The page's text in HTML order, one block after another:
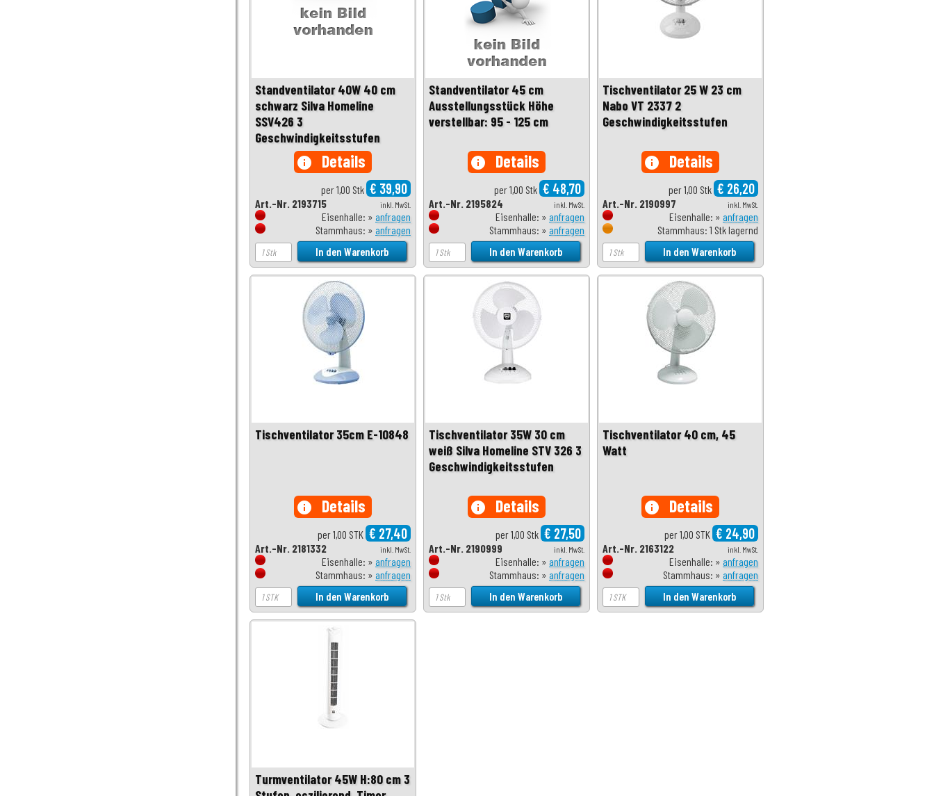
Standventilator 40W 40 cm
schwarz Silva Homeline
SSV426 3
Geschwindigkeitsstufen
info Details
per 1,00 Stk € 39,90
inkl. MwSt.
Art.-Nr. 2193715
Eisenhalle: » anfragen
Stammhaus: » anfragen
Standventilator 45 cm
Ausstellungsstück Höhe
verstellbar: 95 - 125 cm
info Details
per 1,00 Stk € 48,70
inkl. MwSt.
Art.-Nr. 2195824
Eisenhalle: » anfragen
Stammhaus: » anfragen
Tischventilator 25 W 23 cm
Nabo VT 2337 2
Geschwindigkeitsstufen
info Details
per 1,00 Stk € 26,20
inkl. MwSt.
Art.-Nr. 2190997
Eisenhalle: » anfragen
Stammhaus: 1 Stk lagernd
Tischventilator 35cm E-10848
info Details
per 1,00 STK € 27,40
inkl. MwSt.
Art.-Nr. 2181332
Eisenhalle: » anfragen
Stammhaus: » anfragen
Tischventilator 35W 30 cm
weiß Silva Homeline STV 326 3
Geschwindigkeitsstufen
info Details
per 1,00 Stk € 27,50
inkl. MwSt.
Art.-Nr. 2190999
Eisenhalle: » anfragen
Stammhaus: » anfragen
Tischventilator 40 cm, 45
Watt
info Details
per 1,00 STK € 24,90
inkl. MwSt.
Art.-Nr. 2163122
Eisenhalle: » anfragen
Stammhaus: » anfragen
Turmventilator 45W H:80 cm 3